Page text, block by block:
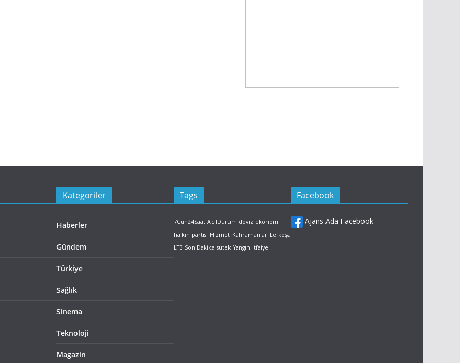
Kategoriler
Haberler
Gündem
Türkiye
Sağlık
Sinema
Teknoloji
Magazin
Tags
7Gün24Saat AcilDurum döviz ekonomi
halkın partisi Hizmet Kahramanlar Lefkoşa
LTB Son Dakika sutek Yangın İtfaiye
Facebook
Ajans Ada Facebook